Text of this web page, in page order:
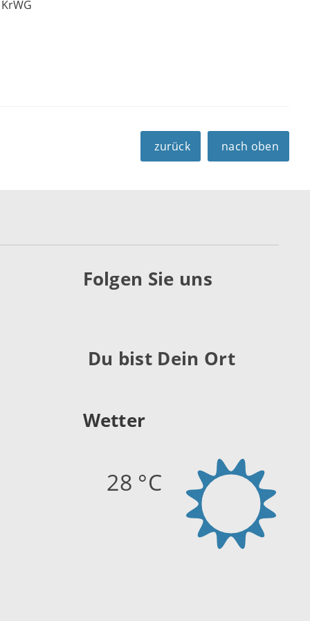
zurück nach oben
Folgen Sie uns
Du bist Dein Ort
Wetter
28 °C